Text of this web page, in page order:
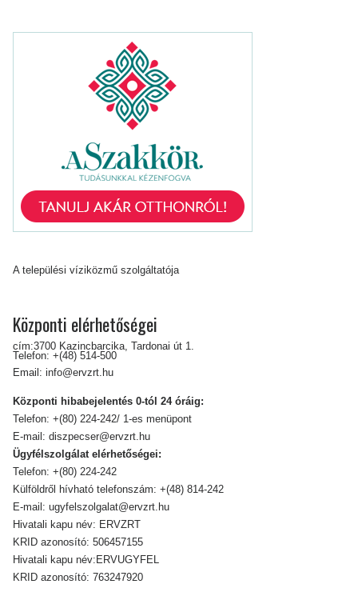
A települési víziközmű szolgáltatója
Központi elérhetőségei
cím:3700 Kazincbarcika, Tardonai út 1.
Telefon: +(48) 514-500
Email: info@ervzrt.hu
Központi hibabejelentés 0-tól 24 óráig:
Telefon: +(80) 224-242/ 1-es menüpont
E-mail: diszpecser@ervzrt.hu
Ügyfélszolgálat elérhetőségei:
Telefon: +(80) 224-242
Külföldről hívható telefonszám: +(48) 814-242
E-mail: ugyfelszolgalat@ervzrt.hu
Hivatali kapu név: ERVZRT
KRID azonosító: 506457155
Hivatali kapu név:ERVUGYFEL
KRID azonosító: 763247920